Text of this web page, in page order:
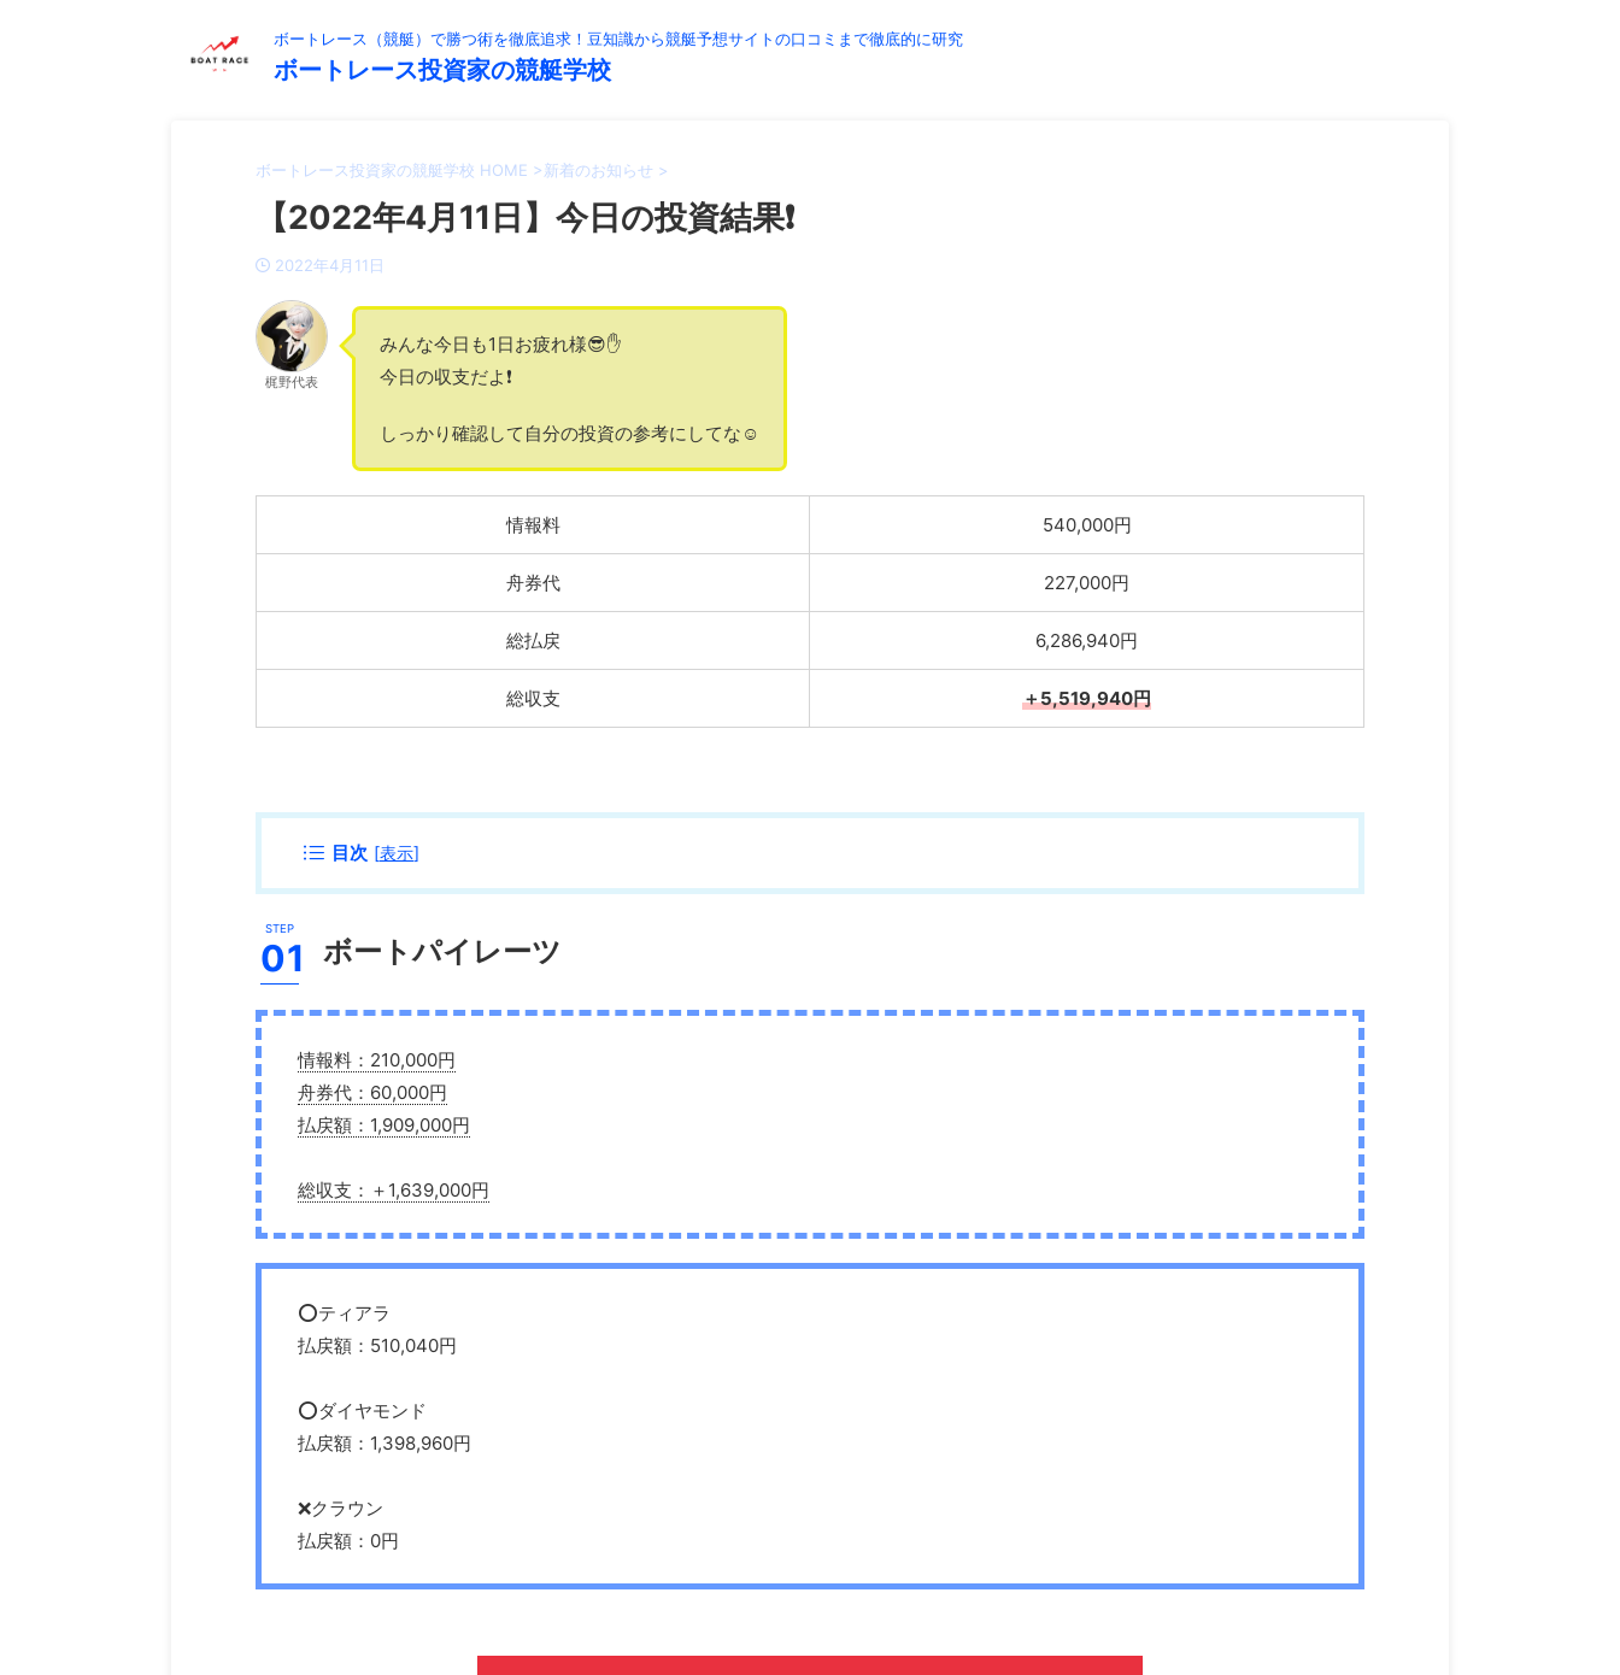
ボートレース（競艇）で勝つ術を徹底追求！豆知識から競艇予想サイトの口コミまで徹底的に研究
ボートレース投資家の競艇学校
ボートレース投資家の競艇学校 HOME >新着のお知らせ >
【2022年4月11日】今日の投資結果❗️
2022年4月11日
梶野代表
みんな今日も1日お疲れ様😎✋
今日の収支だよ❗️
しっかり確認して自分の投資の参考にしてな☺️
情報料 540,000円
舟券代 227,000円
総払戻 6,286,940円
総収支 ＋5,519,940円
目次 [表示]
ボートパイレーツ
情報料：210,000円
舟券代：60,000円
払戻額：1,909,000円
総収支：＋1,639,000円
⭕️ティアラ
払戻額：510,040円
⭕️ダイヤモンド
払戻額：1,398,960円
❌クラウン
払戻額：0円